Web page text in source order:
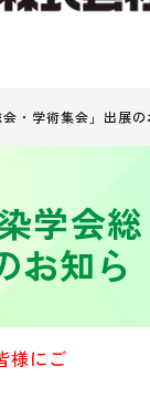
会・学術集会」出展
学会総
お知ら
様にご